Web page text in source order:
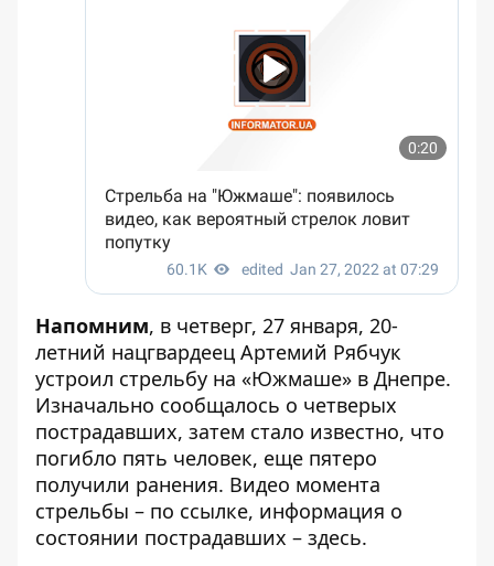
Напомним, в четверг, 27 января, 20-
летний нацгвардеец Артемий Рябчук
устроил стрельбу на «Южмаше» в Днепре.
Изначально сообщалось о четверых
пострадавших, затем стало известно, что
погибло пять человек, еще пятеро
получили ранения. Видео момента
стрельбы – по ссылке, информация о
состоянии пострадавших – здесь.